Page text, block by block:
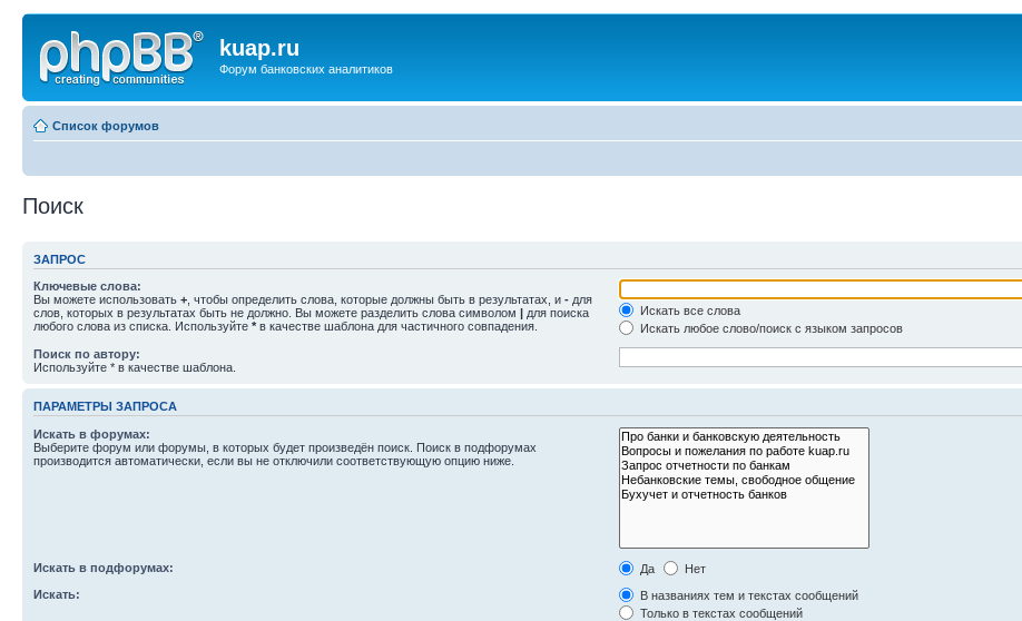
kuap.ru
Форум банковских аналитиков
Список форумов
Поиск
ЗАПРОС
Ключевые слова:
Вы можете использовать + , чтобы определить слова, которые должны быть в результатах, и - для
слов, которых в результатах быть не должно. Вы можете разделить слова символом | для поиска
любого слова из списка. Используйте * в качестве шаблона для частичного совпадения.
Искать все слова
Искать любое слово/поиск с языком запросов
Поиск по автору:
Используйте * в качестве шаблона.
ПАРАМЕТРЫ ЗАПРОСА
Искать в форумах:
Выберите форум или форумы, в которых будет произведён поиск. Поиск в подфорумах
производится автоматически, если вы не отключили соответствующую опцию ниже.
Искать в подфорумах: Да
Нет
Искать:
В названиях тем и текстах сообщений
Только в текстах сообщений